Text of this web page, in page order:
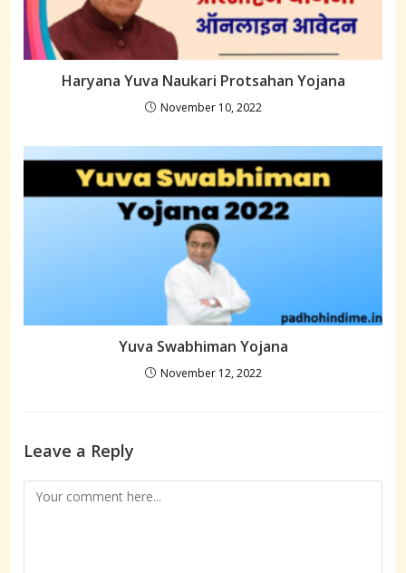
Haryana Yuva Naukari Protsahan Yojana
November 10, 2022
Yuva Swabhiman Yojana
November 12, 2022
Leave a Reply
Comment